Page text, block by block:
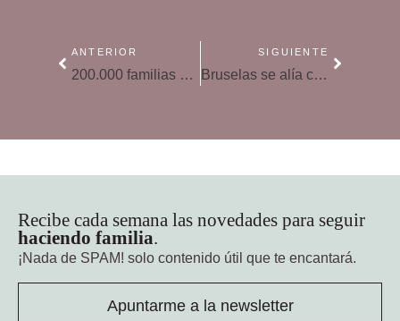
ANTERIOR
200.000 familias ya reciben por SMS o e-mail las faltas de asistencia y las notas de sus hijos
SIGUIENTE
Bruselas se alía con Telefónica, Facebook y Google para mejorar la protección del menor en Internet
Recibe cada semana las novedades para seguir
haciendo familia.
¡Nada de SPAM! solo contenido útil que te encantará.
Apuntarme a la newsletter